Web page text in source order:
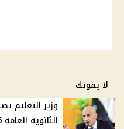
لا يفوتك
وزير التعليم
الثانوية العامة 2026 قبل الامتحانات المقبلة